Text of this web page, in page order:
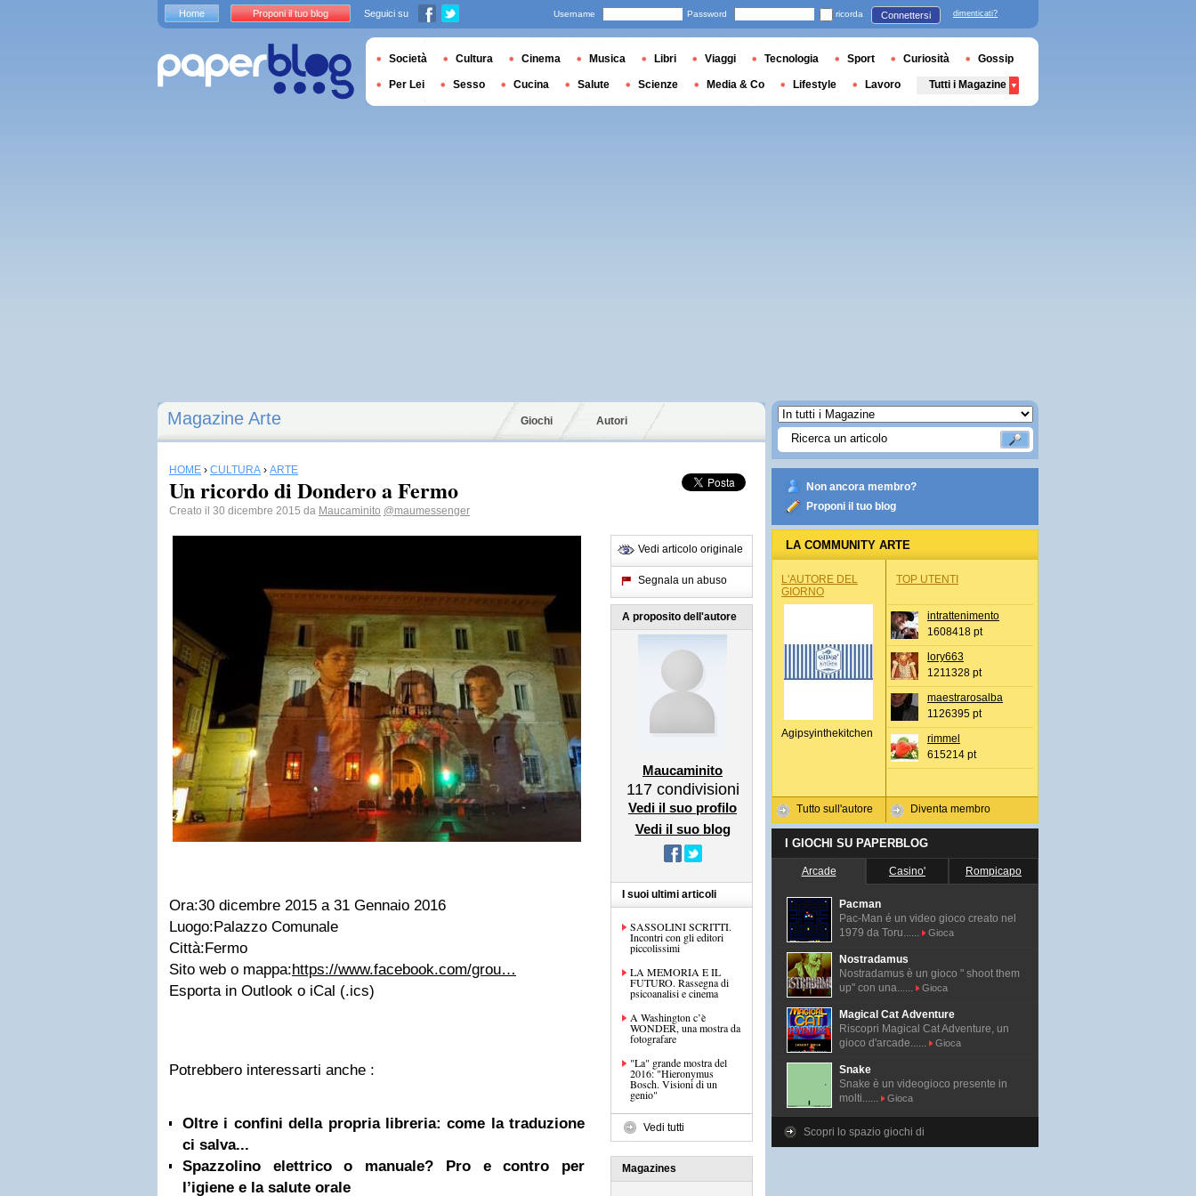
Magazine Arte Giochi Autori
HOME › CULTURA › ARTE
Un ricordo di Dondero a Fermo
Creato il 30 dicembre 2015 da Maucaminito @maumessenger
Ora:30 dicembre 2015 a 31 Gennaio 2016
Luogo:Palazzo Comunale
Città:Fermo
Sito web o mappa:https://www.facebook.com/grou…
Esporta in Outlook o iCal (.ics)
Potrebbero interessarti anche :
Oltre i confini della propria libreria: come la traduzione
ci salva...
Spazzolino elettrico o manuale? Pro e contro per
l’igiene e la salute orale
Vedi articolo originale
Segnala un abuso
A proposito dell'autore
Maucaminito
117condivisioni
Vedi il suo profilo
Vedi il suo blog
I suoi ultimi articoli
SASSOLINI SCRITTI.
Incontri con gli editori
piccolissimi
LA MEMORIA E IL
FUTURO. Rassegna di
psicoanalisi e cinema
A Washington c’è
WONDER, una mostra da
fotografare
"La" grande mostra del
2016: "Hieronymus
Bosch. Visioni di un
genio"
Vedi tutti
Magazines
Non ancora membro?
Proponi il tuo blog
LA COMMUNITY ARTE
L'AUTORE DEL
GIORNO
Agipsyinthekitchen
Tutto sull'autore
TOP UTENTI
intrattenimento
1608418 pt
lory663
1211328 pt
maestrarosalba
1126395 pt
rimmel
615214 pt
Diventa membro
I GIOCHI SU PAPERBLOG
Arcade Casino' Rompicapo
Pacman
Pac-Man é un video gioco creato nel
1979 da Toru......
Gioca
Nostradamus
Nostradamus è un gioco " shoot them
up" con una......
Gioca
Magical Cat Adventure
Riscopri Magical Cat Adventure, un
gioco d'arcade......
Gioca
Snake
Snake è un videogioco presente in
molti......
Gioca
Scopri lo spazio giochi di
Home Proponi il tuo blog Seguici su Username Password ricorda Connettersi dimenticati?
Società Cultura Cinema Musica Libri Viaggi Tecnologia Sport Curiosità Gossip
Per Lei Sesso Cucina Salute Scienze Media & Co Lifestyle Lavoro Tutti i Magazine